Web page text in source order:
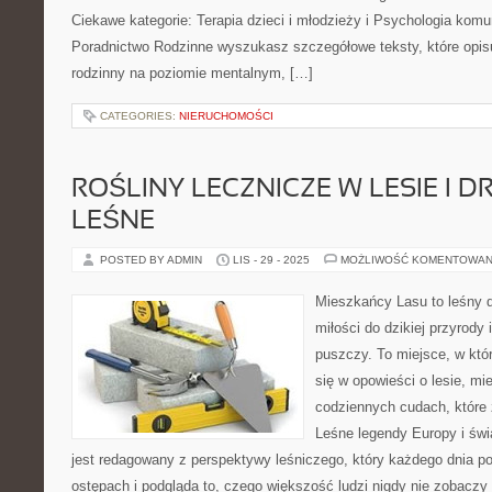
Ciekawe kategorie: Terapia dzieci i młodzieży i Psychologia
Poradnictwo Rodzinne wyszukasz szczegółowe teksty, które
rodzinny na poziomie mentalnym, […]
CATEGORIES: NIERUCHOMOŚCI
ROŚLINY LECZNICZE W LESIE I
LEŚNE
POSTED BY ADMIN LIS - 29 - 2025 MOŻLIWOŚĆ
Mieszkańcy Lasu to leśny
miłości do dzikiej
puszczy. To miejsce, w
się w opowieści o lesie,
codziennych cudach, które
Leśne legendy Europy i
jest redagowany z perspektywy leśniczego, który każdego dnia
ostępach i podgląda to, czego większość ludzi nigdy nie